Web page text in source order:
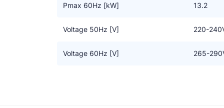
Pmax 60Hz [kW] 13.2
Voltage 50Hz [V] 220-
Voltage 60Hz [V] 265-